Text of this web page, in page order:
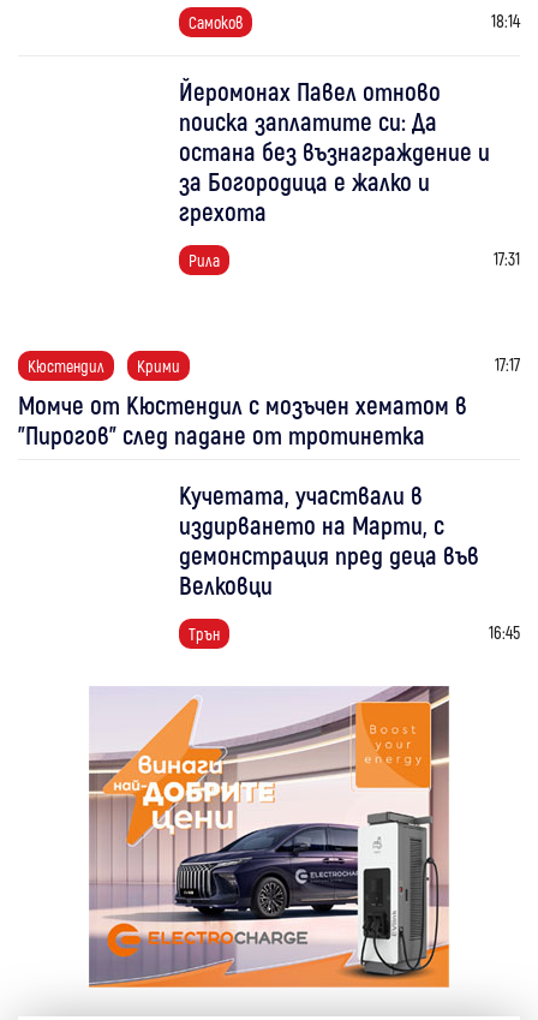
Самоков 18:14
Йеромонах Павел отново
поиска заплатите си: Да
остана без възнаграждение и
за Богородица е жалко и
грехота
Рила 17:31
Кюстендил Крими 17:17
Момче от Кюстендил с мозъчен хематом в
"Пирогов" след падане от тротинетка
Кучетата, участвали в
издирването на Марти, с
демонстрация пред деца във
Велковци
Трън 16:45